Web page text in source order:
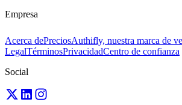
Empresa
Acerca dePreciosAuthifly, nuestra marca de
LegalTérminosPrivacidadCentro de confianza
Social